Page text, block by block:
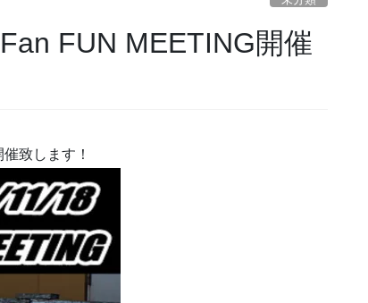
FUN MEETING開催
致します！